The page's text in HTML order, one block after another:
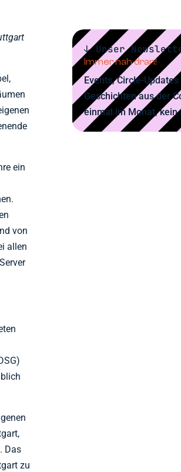
ein
von
allen
Das
zu
↓ Unser
Immer nah dran!
Events, Circle-Updates
Geschichten aus der
einmal im Monat, kein